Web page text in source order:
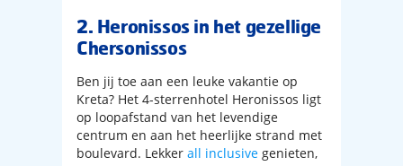
2. Heronissos in het gezellige
Chersonissos
Ben jij toe aan een leuke vakantie op
Kreta? Het 4-sterrenhotel Heronissos ligt
op loopafstand van het levendige
centrum en aan het heerlijke strand met
boulevard. Lekker all inclusive genieten,